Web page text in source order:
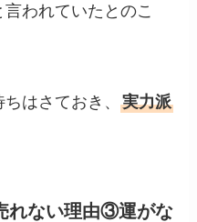
われていたとのこ
ちはさておき、実力派
れない理由③運がな